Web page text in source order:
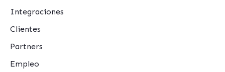
Integraciones
Clientes
Partners
Empleo